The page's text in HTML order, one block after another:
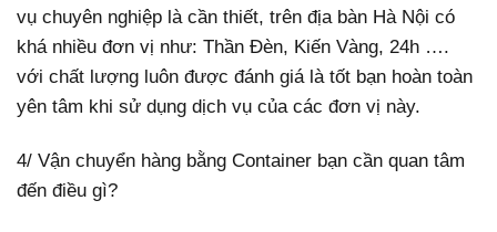
vụ chuyên nghiệp là cần thiết, trên địa bàn Hà Nội có
khá nhiều đơn vị như: Thần Đèn, Kiến Vàng, 24h ….
với chất lượng luôn được đánh giá là tốt bạn hoàn toàn
yên tâm khi sử dụng dịch vụ của các đơn vị này.
4/ Vận chuyển hàng bằng Container bạn cần quan tâm
đến điều gì?